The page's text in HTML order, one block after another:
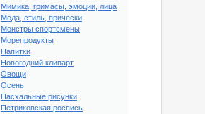
Мимика, гримасы, эмоции, лица
Мода, стиль, прически
Монстры спортсмены
Морепродукты
Напитки
Новогодний клипарт
Овощи
Осень
Пасхальные рисунки
Петриковская роспись